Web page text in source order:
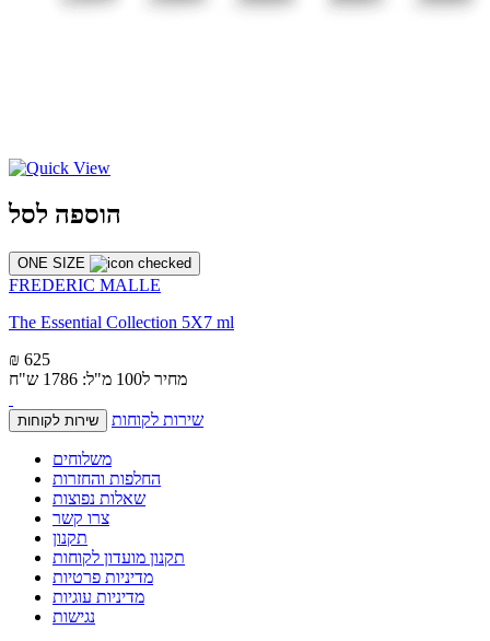
הוספה לסל
ONE SIZE
FREDERIC MALLE
The Essential Collection 5X7 ml
₪ 625
מחיר ל100 מ"ל: 1786 ש"ח
שירות לקוחות שירות לקוחות
משלוחים
החלפות והחזרות
שאלות נפוצות
צרו קשר
תקנון
תקנון מועדון לקוחות
מדיניות פרטיות
מדיניות עוגיות
נגישות